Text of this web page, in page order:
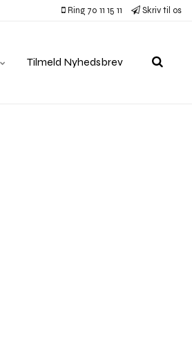
Ring 70 11 15 11 Skriv til os
Tilmeld Nyhedsbrev